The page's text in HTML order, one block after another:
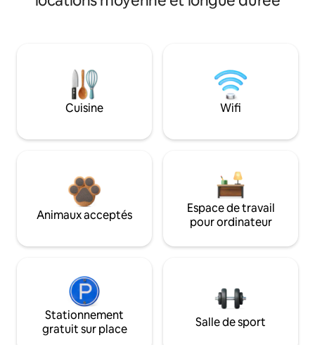
Cuisine Wifi
Animaux acceptés
Espace de travail
pour ordinateur
Stationnement
gratuit sur place
Salle de sport